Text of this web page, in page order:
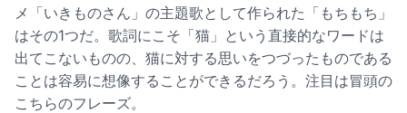
メ「いきものさん」の主題歌として作られた「もちもち」
はその1つだ。歌詞にこそ「猫」という直接的なワードは
出てこないものの、猫に対する思いをつづったものである
ことは容易に想像することができるだろう。注目は冒頭の
こちらのフレーズ。